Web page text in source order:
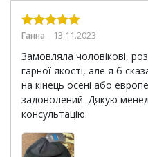
Оценка5из
5
Ганна – 13.11.2023
Замовляла чоловікові,
гарної якості, але я б
на кінець осені або
задоволений. Дякую
консультацію.